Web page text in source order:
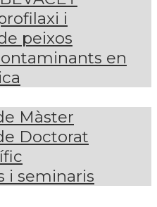
i
peixos
en
Màster
Doctorat
i seminaris